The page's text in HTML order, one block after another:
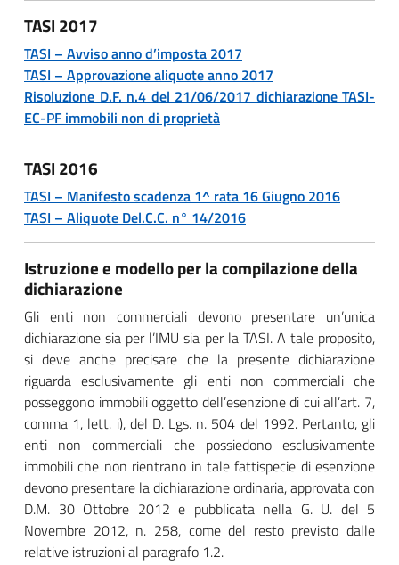
TASI 2017
TASI – Avviso anno d’imposta 2017
TASI – Approvazione aliquote anno 2017
Risoluzione D.F. n.4 del 21/06/2017 dichiarazione TASI-
EC-PF immobili non di proprietà
TASI 2016
TASI – Manifesto scadenza 1^ rata 16 Giugno 2016
TASI – Aliquote Del.C.C. n° 14/2016
Istruzione e modello per la compilazione della
dichiarazione
Gli enti non commerciali devono presentare un’unica
dichiarazione sia per l’IMU sia per la TASI. A tale proposito,
si deve anche precisare che la presente dichiarazione
riguarda esclusivamente gli enti non commerciali che
posseggono immobili oggetto dell’esenzione di cui all’art. 7,
comma 1, lett. i), del D. Lgs. n. 504 del 1992. Pertanto, gli
enti non commerciali che possiedono esclusivamente
immobili che non rientrano in tale fattispecie di esenzione
devono presentare la dichiarazione ordinaria, approvata con
D.M. 30 Ottobre 2012 e pubblicata nella G. U. del 5
Novembre 2012, n. 258, come del resto previsto dalle
relative istruzioni al paragrafo 1.2.